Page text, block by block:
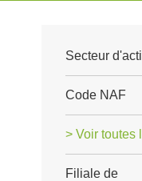
Secteur
Code NAF
> Voir toutes
Filiale de